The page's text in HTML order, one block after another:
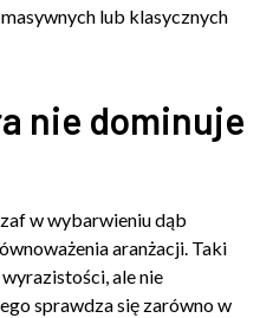
lub klasycznych
nie dominuje
w wybarwieniu dąb
aranżacji. Taki
ale nie
sprawdza się zarówno w